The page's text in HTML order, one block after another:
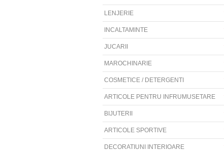
LENJERIE
INCALTAMINTE
JUCARII
MAROCHINARIE
COSMETICE / DETERGENTI
ARTICOLE PENTRU INFRUMUSETARE
BIJUTERII
ARTICOLE SPORTIVE
DECORATIUNI INTERIOARE